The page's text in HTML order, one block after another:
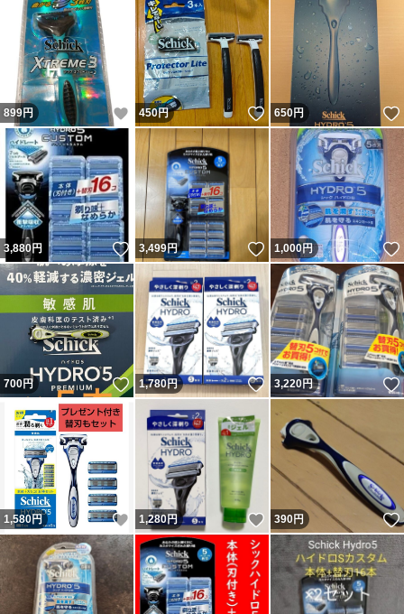
899円 いいね！
450円 いいね！
650円
3,880円 いいね！
3,499円 いいね！
1,000円
700円 いいね！
1,780円 いいね！
3,220円
1,580円 いいね！
1,280円 いいね！
390円